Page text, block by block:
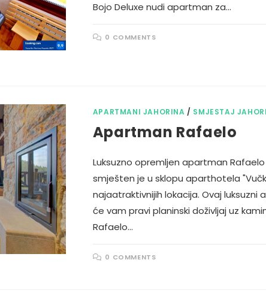
Bojo Deluxe nudi apartman za…
0 COMMENTS
APARTMANI JAHORINA / SMJESTAJ
Apartman Rafaelo
Luksuzno opremljen apartman
smješten je u sklopu aparthotela
najaatraktivnijih lokacija. Ovaj luksuzni
će vam pravi planinski doživljaj uz
Rafaelo…
0 COMMENTS